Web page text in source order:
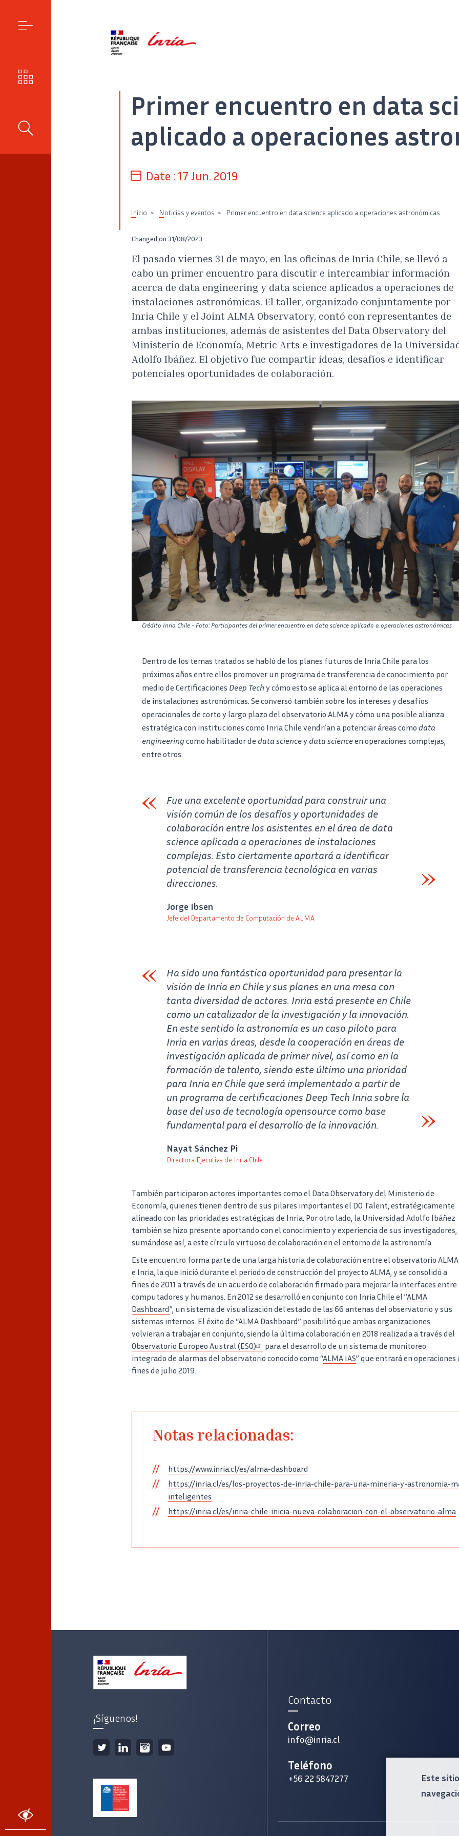
MENÚ
NUESTROS RETOS
BUSCAR
ACCESIBILIDAD
Primer encuentro en data
aplicado a operaciones
Date : 17 Jun. 2019
Inicio Noticias y eventos Primer encuentro en data science aplicado a operaciones astronómicas
Changed on 31/08/2023
El pasado viernes 31 de mayo, en las oficinas de Inria Chile, se llevó a
cabo un primer encuentro para discutir e intercambiar información
acerca de data engineering y data science aplicados a operaciones de
instalaciones astronómicas. El taller, organizado conjuntamente por
Inria Chile y el Joint ALMA Observatory, contó con representantes de
ambas instituciones, además de asistentes del Data Observatory del
Ministerio de Economía, Metric Arts e investigadores de la
Adolfo Ibáñez. El objetivo fue compartir ideas, desafíos e identificar
potenciales oportunidades de colaboración.
Crédito Inria Chile - Foto: Participantes del primer encuentro en data science aplicado a operaciones astronómicas
Dentro de los temas tratados se habló de los planes futuros de Inria Chile para los
próximos años entre ellos promover un programa de transferencia de conocimiento por
medio de Certificaciones Deep Tech y cómo esto se aplica al entorno de las operaciones
de instalaciones astronómicas. Se conversó también sobre los intereses y desafíos
operacionales de corto y largo plazo del observatorio ALMA y cómo una posible alianza
estratégica con instituciones como Inria Chile vendrían a potenciar áreas como data
engineering como habilitador de data sciencey data scienceen operaciones complejas,
entre otros.
Fue una excelente oportunidad para construir una
visión común de los desafíos y oportunidades de
colaboración entre los asistentes en el área de data
science aplicada a operaciones de instalaciones
complejas. Esto ciertamente aportará a identificar
potencial de transferencia tecnológica en varias
direcciones.
Jorge Ibsen
Jefe del Departamento de Computación de ALMA
Ha sido una fantástica oportunidad para presentar la
visión de Inria en Chile y sus planes en una mesa con
tanta diversidad de actores. Inria está presente en Chile
como un catalizador de la investigación y la innovación.
En este sentido la astronomía es un caso piloto para
Inria en varias áreas, desde la cooperación en áreas de
investigación aplicada de primer nivel, así como en la
formación de talento, siendo este último una prioridad
para Inria en Chile que será implementado a partir de
un programa de certificaciones Deep Tech Inria sobre la
base del uso de tecnología opensource como base
fundamental para el desarrollo de la innovación.
Nayat Sánchez Pi
Directora Ejecutiva de Inria Chile
También participaron actores importantes como el Data Observatory del Ministerio de
Economía, quienes tienen dentro de sus pilares importantes el DO Talent, estratégicamente
alineado con las prioridades estratégicas de Inria. Por otro lado, la Universidad Adolfo Ibáñez
también se hizo presente aportando con el conocimiento y experiencia de sus investigadores,
sumándose así, a este círculo virtuoso de colaboración en el entorno de la astronomía.
Este encuentro forma parte de una larga historia de colaboración entre el observatorio ALMA
e Inria, la que inició durante el periodo de construcción del proyecto ALMA, y se consolidó a
fines de 2011 a través de un acuerdo de colaboración firmado para mejorar la interfaces entre
computadores y humanos. En 2012 se desarrolló en conjunto con Inria Chile el ”ALMA
Dashboard”, un sistema de visualización del estado de las 66 antenas del observatorio y sus
sistemas internos. El éxito de “ALMA Dashboard” posibilitó que ambas organizaciones
volvieran a trabajar en conjunto, siendo la última colaboración en 2018 realizada a través del
Observatorio Europeo Austral (ESO)
para el desarrollo de un sistema de monitoreo
integrado de alarmas del observatorio conocido como “ALMA IAS” que entrará en operaciones
fines de julio 2019.
Notas relacionadas:
https://www.inria.cl/es/alma-dashboard
https://inria.cl/es/los-proyectos-de-inria-chile-para-una-mineria-y-astronomia-
inteligentes
https://inria.cl/es/inria-chile-inicia-nueva-colaboracion-con-el-observatorio-alma
¡Síguenos!
Contacto
Correo
info@inria.cl
Teléfono
+56 22 5847277
Este